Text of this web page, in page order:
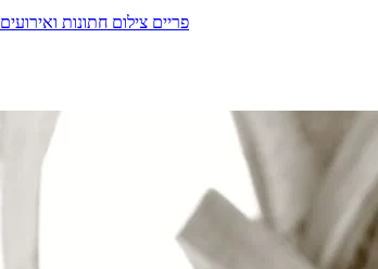
פריים צילום חתונות ואירועים